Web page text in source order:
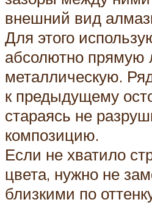
внешний вид
Для этого
абсолютно прямую
металлическую.
к предыдущему
стараясь не
композицию.
Если не хватило
цвета, нужно не
близкими по